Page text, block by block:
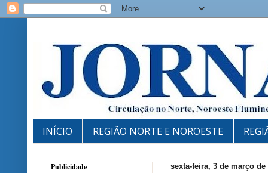
INÍCIO REGIÃO NORTE E NOROESTE
sexta-feira, 3 de março de
Publicidade